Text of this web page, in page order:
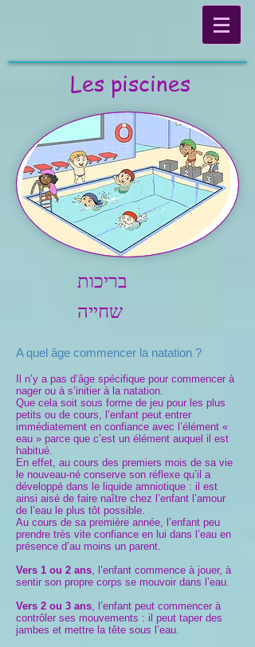
Les piscines
בריכות
שחייה
A quel âge commencer la natation ?
Il n’y a pas d’âge spécifique pour commencer à
nager ou à s’initier à la natation.
Que cela soit sous forme de jeu pour les plus
petits ou de cours, l’enfant peut entrer
immédiatement en confiance avec l’élément «
eau » parce que c’est un élément auquel il est
habitué.
En effet, au cours des premiers mois de sa vie
le nouveau-né conserve son réflexe qu’il a
développé dans le liquide amniotique : il est
ainsi aisé de faire naître chez l’enfant l’amour
de l’eau le plus tôt possible.
Au cours de sa première année, l’enfant peu
prendre très vite confiance en lui dans l’eau en
présence d’au moins un parent.
Vers 1 ou 2 ans, l’enfant commence à jouer, à
sentir son propre corps se mouvoir dans l’eau.
Vers 2 ou 3 ans, l’enfant peut commencer à
contrôler ses mouvements : il peut taper des
jambes et mettre la tête sous l’eau.